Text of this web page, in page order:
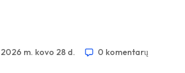
2026 m. kovo 28 d. 0 komentarų